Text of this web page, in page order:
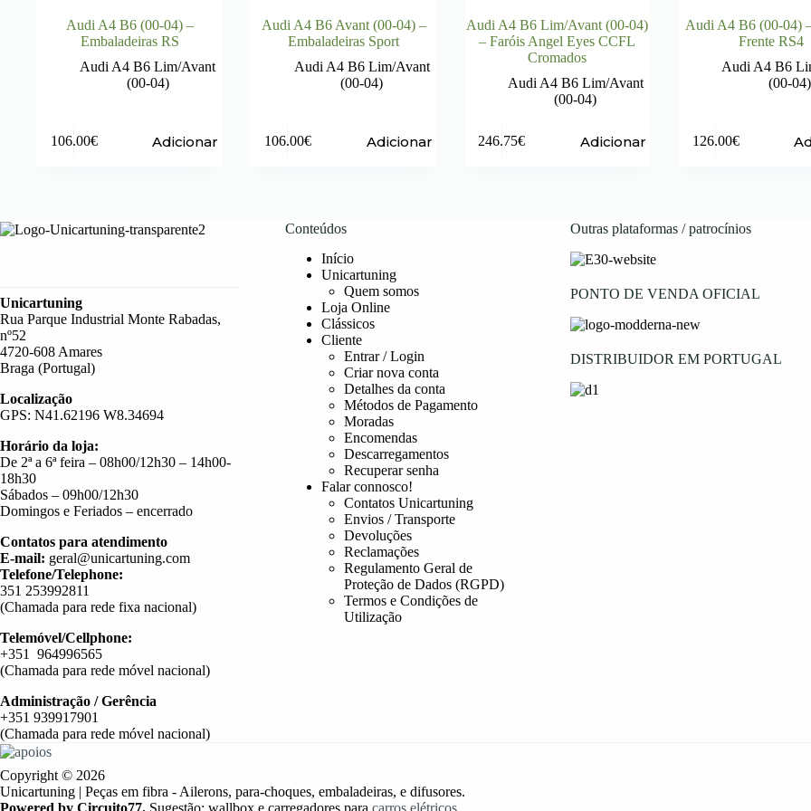
Audi A4 B6 (00-04) –
Embaladeiras RS
Audi A4 B6 Lim/Avant
(00-04)
106.00€ Adicionar
Audi A4 B6 Avant (00-04) –
Embaladeiras Sport
Audi A4 B6 Lim/Avant
(00-04)
106.00€ Adicionar
Audi A4 B6 Lim/Avant (00-04)
– Faróis Angel Eyes CCFL
Cromados
Audi A4 B6 Lim/Avant
(00-04)
246.75€ Adicionar
Audi A4 B6 (00-04)
Frente RS4
Audi A4 B6
(00-04)
126.00€
Unicartuning
Rua Parque Industrial Monte Rabadas,
nº52
4720-608 Amares
Braga (Portugal)
Localização
GPS: N41.62196 W8.34694
Horário da loja:
De 2ª a 6ª feira – 08h00/12h30 – 14h00-
18h30
Sábados – 09h00/12h30
Domingos e Feriados – encerrado
Contatos para atendimento
E-mail: geral@unicartuning.com
Telefone/Telephone:
351 253992811
(Chamada para rede fixa nacional)
Telemóvel/Cellphone:
+351 964996565
(Chamada para rede móvel nacional)
Administração / Gerência
+351 939917901
(Chamada para rede móvel nacional)
Conteúdos
Início
Unicartuning
Quem somos
Loja Online
Clássicos
Cliente
Entrar / Login
Criar nova conta
Detalhes da conta
Métodos de Pagamento
Moradas
Encomendas
Descarregamentos
Recuperar senha
Falar connosco!
Contatos Unicartuning
Envios / Transporte
Devoluções
Reclamações
Regulamento Geral de
Proteção de Dados (RGPD)
Termos e Condições de
Utilização
Outras plataformas / patrocínios
PONTO DE VENDA OFICIAL
DISTRIBUIDOR EM PORTUGAL
Copyright © 2026
Unicartuning | Peças em fibra - Ailerons, para-choques, embaladeiras, e difusores.